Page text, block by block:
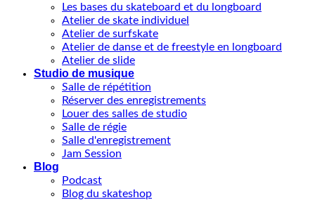
Les bases du skateboard et du longboard
Atelier de skate individuel
Atelier de surfskate
Atelier de danse et de freestyle en longboard
Atelier de slide
Studio de musique
Salle de répétition
Réserver des enregistrements
Louer des salles de studio
Salle de régie
Salle d'enregistrement
Jam Session
Blog
Podcast
Blog du skateshop